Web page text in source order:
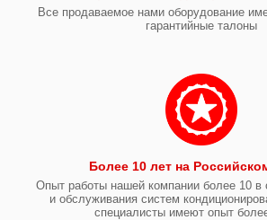
Все продаваемое нами оборудование
гарантийные талоны
Более 10 лет на
Опыт работы нашей компании более 10 в
и обслуживания систем
специалисты имеют опыт